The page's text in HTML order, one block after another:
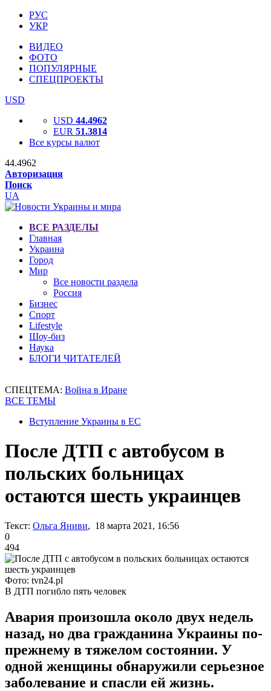
РУС
УКР
ВИДЕО
ФОТО
ПОПУЛЯРНЫЕ
СПЕЦПРОЕКТЫ
USD
USD 44.4962
EUR 51.3814
Все курсы валют
44.4962
Авторизация
Поиск
UA
ВСЕ РАЗДЕЛЫ
Главная
Украина
Город
Мир
Все новости раздела
Россия
Бизнес
Спорт
Lifestyle
Шоу-биз
Наука
БЛОГИ ЧИТАТЕЛЕЙ
СПЕЦТЕМА: Война в Иране
ВСЕ ТЕМЫ
Вступление Украины в ЕС
После ДТП с автобусом в
польских больницах
остаются шесть украинцев
Текст: Ольга Яниви, 18 марта 2021, 16:56
0
494
Фото: tvn24.pl
В ДТП погибло пять человек
Авария произошла около двух недель
назад, но два гражданина Украины по-
прежнему в тяжелом состоянии. У
одной женщины обнаружили серьезное
заболевание и спасли ей жизнь.